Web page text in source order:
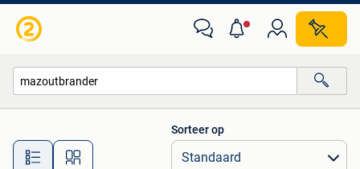
Alle afstanden…
Sorteer op